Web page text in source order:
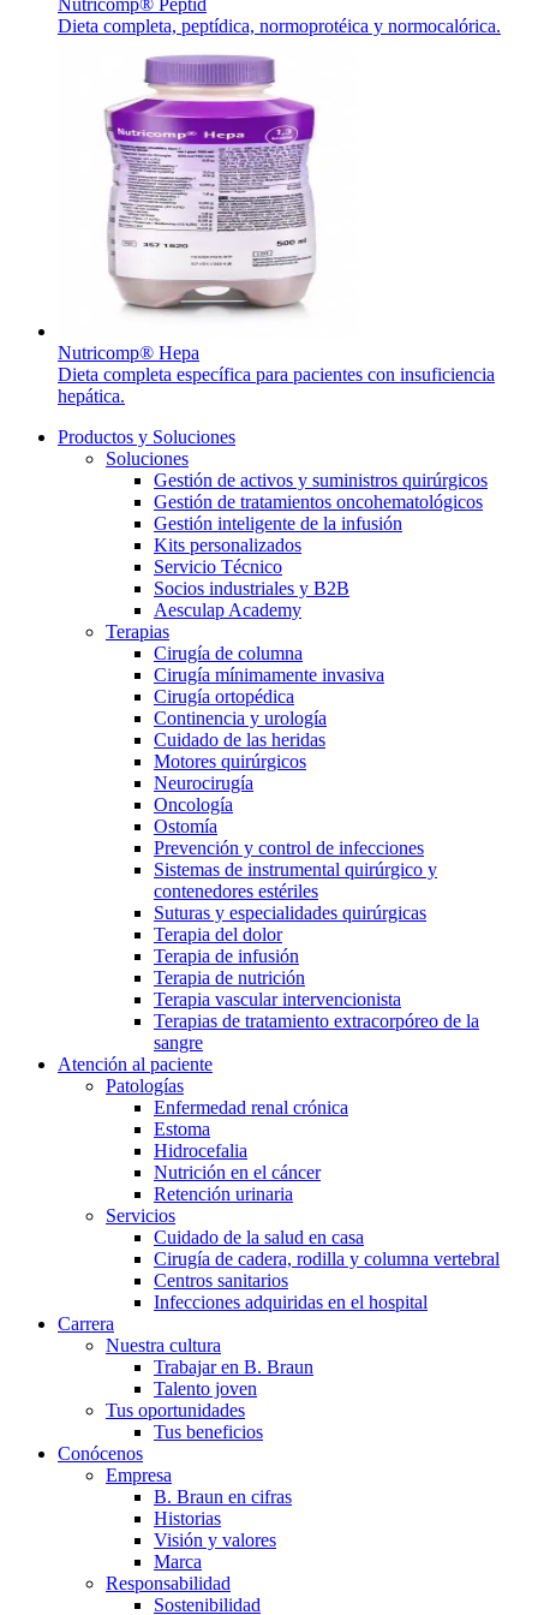
Nutricomp® Peptid
Dieta completa, peptídica, normoprotéica y normocalórica.
Nutricomp® Hepa
Dieta completa específica para pacientes con insuficiencia
hepática.
Productos y Soluciones
Soluciones
Gestión de activos y suministros quirúrgicos
Gestión de tratamientos oncohematológicos
Gestión inteligente de la infusión
Kits personalizados
Servicio Técnico
Socios industriales y B2B
Aesculap Academy
Terapias
Cirugía de columna
Cirugía mínimamente invasiva
Cirugía ortopédica
Continencia y urología
Cuidado de las heridas
Motores quirúrgicos
Neurocirugía
Oncología
Ostomía
Prevención y control de infecciones
Sistemas de instrumental quirúrgico y
contenedores estériles
Suturas y especialidades quirúrgicas
Terapia del dolor
Terapia de infusión
Terapia de nutrición
Terapia vascular intervencionista
Terapias de tratamiento extracorpóreo de la
sangre
Atención al paciente
Patologías
Enfermedad renal crónica
Estoma
Hidrocefalia
Nutrición en el cáncer
Retención urinaria
Servicios
Cuidado de la salud en casa
Cirugía de cadera, rodilla y columna vertebral
Centros sanitarios
Infecciones adquiridas en el hospital
Carrera
Nuestra cultura
Trabajar en B. Braun
Talento joven
Tus oportunidades
Tus beneficios
Conócenos
Empresa
B. Braun en cifras
Historias
Visión y valores
Marca
Responsabilidad
Sostenibilidad